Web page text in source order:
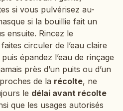
si vous pulvérisez au-
si la bouillie fait un
ensuite. Rincez le
circuler de l’eau claire
épandez l’eau de rinçage
près d’un puits ou d’un
de la récolte, ne
le délai avant récolte
que les usages autorisés